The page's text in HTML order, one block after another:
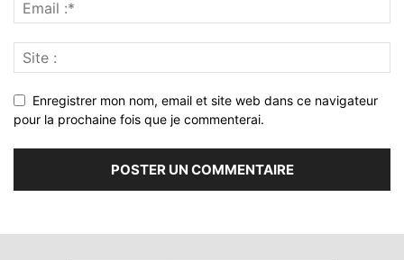
Enregistrer mon nom, email et site web dans ce navigateur
pour la prochaine fois que je commenterai.